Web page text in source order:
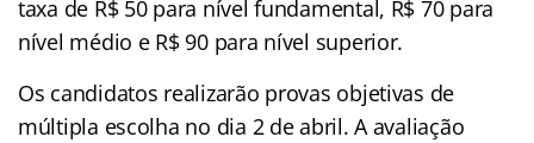
taxa de R$ 50 para nível fundamental, R$ 70 para
nível médio e R$ 90 para nível superior.
Os candidatos realizarão provas objetivas de
múltipla escolha no dia 2 de abril. A avaliação